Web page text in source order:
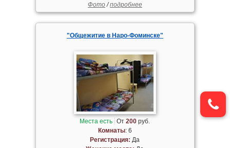
Фото/подробнее
"Общежитие в Наро-Фоминске"
Места есть От200 руб.
Комнаты: 6
Регистрация: Да